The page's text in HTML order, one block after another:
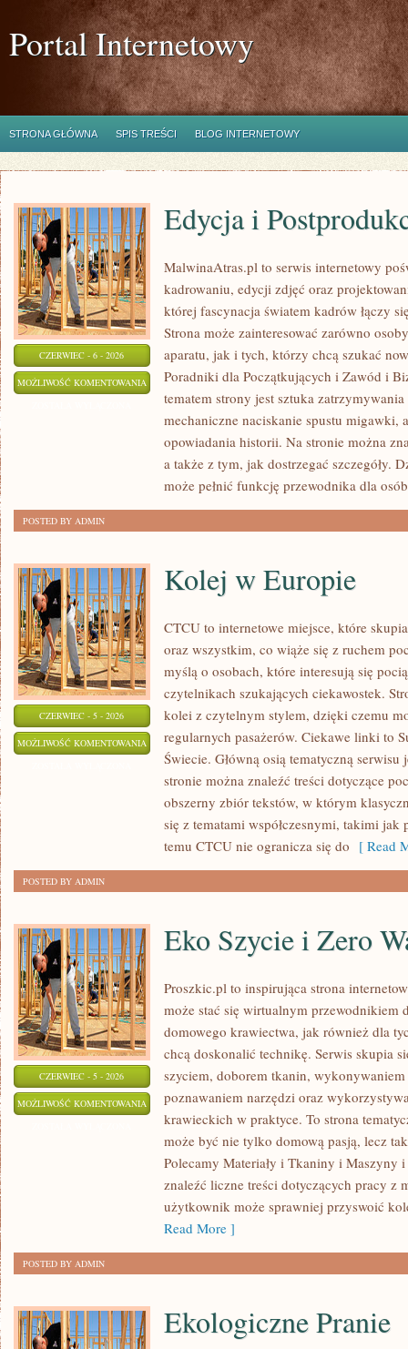
Portal Internetowy
STRONA GŁÓWNA SPIS TREŚCI BLOG INTERNETOWY
CZERWIEC - 6 - 2026
MOŻLIWOŚĆ KOMENTOWANIA EDYCJA
POSTPRODUKCJA
Edycja i
MalwinaAtras.pl to serwis internetowy
kadrowaniu, edycji zdjęć oraz
której fascynacja światem kadrów łączy
Strona może zainteresować zarówno
aparatu, jak i tych, którzy chcą szukać
Poradniki dla Początkujących i Zawód i
tematem strony jest sztuka
mechaniczne naciskanie spustu migawki,
opowiadania historii. Na stronie można
a także z tym, jak dostrzegać szczegóły.
może pełnić funkcję przewodnika dla
POSTED BY ADMIN
CZERWIEC - 5 - 2026
MOŻLIWOŚĆ KOMENTOWANIA KOLEJ
EUROPIE
Kolej w Europie
CTCU to internetowe miejsce, które
oraz wszystkim, co wiąże się z ruchem
myślą o osobach, które interesują się
czytelnikach szukających ciekawostek.
kolei z czytelnym stylem, dzięki czemu
regularnych pasażerów. Ciekawe linki to
Świecie. Główną osią tematyczną
stronie można znaleźć treści dotyczące
obszerny zbiór tekstów, w którym
się z tematami współczesnymi, takimi
temu CTCU nie ogranicza się do [ Read
POSTED BY ADMIN
CZERWIEC - 5 - 2026
MOŻLIWOŚĆ KOMENTOWANIA
SZYCIE
ZERO
WASTE
Eko Szycie i Zero
Proszkic.pl to inspirująca strona
może stać się wirtualnym przewodnikiem
domowego krawiectwa, jak również dla
chcą doskonalić technikę. Serwis skupia
szyciem, doborem tkanin,
poznawaniem narzędzi oraz
krawieckich w praktyce. To strona
może być nie tylko domową pasją, lecz
Polecamy Materiały i Tkaniny i Maszyny
znaleźć liczne treści dotyczących pracy z
użytkownik może sprawniej przyswoić
Read More ]
POSTED BY ADMIN
Ekologiczne Pranie